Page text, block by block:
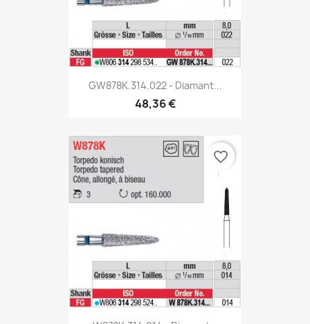
GW878K.314.022 - Diamant...
48,36 €
favorite_border